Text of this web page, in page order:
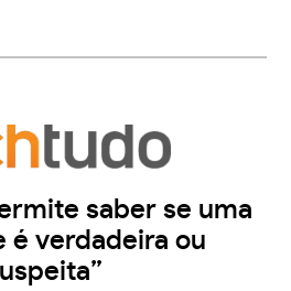
saber se uma
é verdadeira ou